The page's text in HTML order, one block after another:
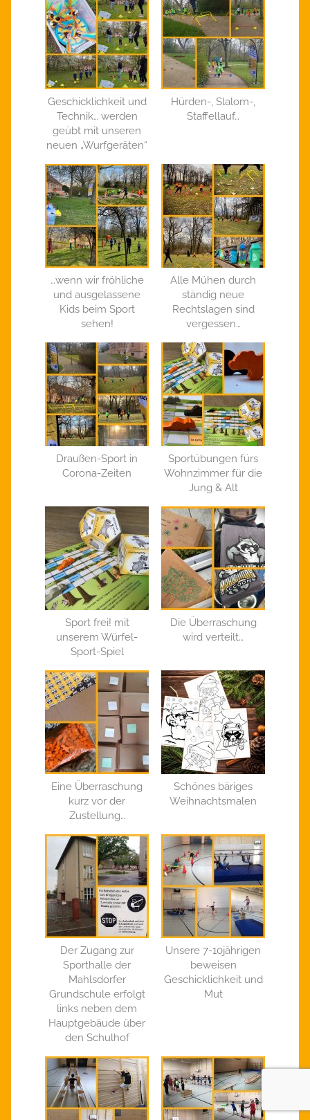
Geschicklichkeit und
Technik… werden
geübt mit unseren
neuen „Wurfgeräten“
Hürden-, Slalom-,
Staffellauf…
…wenn wir fröhliche
und ausgelassene
Kids beim Sport
sehen!
Alle Mühen durch
ständig neue
Rechtslagen sind
vergessen…
Draußen-Sport in
Corona-Zeiten
Sportübungen fürs
Wohnzimmer für die
Jung & Alt
Sport frei! mit
unserem Würfel-
Sport-Spiel
Die Überraschung
wird verteilt…
Eine Überraschung
kurz vor der
Zustellung…
Schönes bäriges
Weihnachtsmalen
Der Zugang zur
Sporthalle der
Mahlsdorfer
Grundschule erfolgt
links neben dem
Hauptgebäude über
den Schulhof
Unsere 7-10jährigen
beweisen
Geschicklichkeit und
Mut